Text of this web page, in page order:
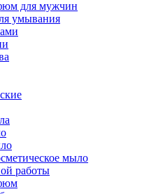
для мужчин
умывания
мыло
работы